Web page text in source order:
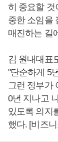
히 중요할 것
중한 소임을
매진하는 길
김 원내대표
"단순하게 5
그런 정부가
0년 지나고
있도록 의지
했다. [비즈